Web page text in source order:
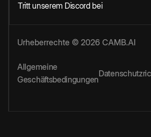
Tritt unserem Discord bei
Urheberrechte © 2026 CAMB.AI
Allgemeine
Geschäftsbedingungen